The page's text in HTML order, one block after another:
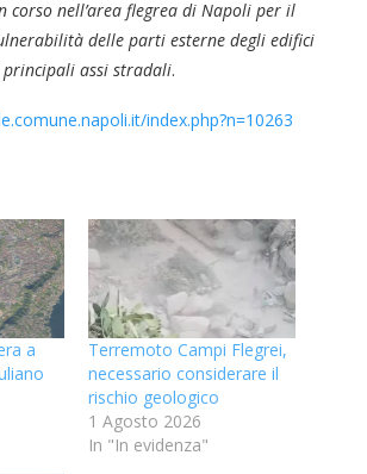
corso nell’area flegrea di Napoli per il
delle parti esterne degli edifici
assi stradali.
index.php?n=10263
a
Terremoto Campi Flegrei,
necessario considerare il
rischio geologico
1 Agosto 2026
In "In evidenza"